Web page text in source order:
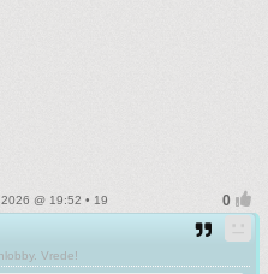
@ 19:52 • 19
Vrede!